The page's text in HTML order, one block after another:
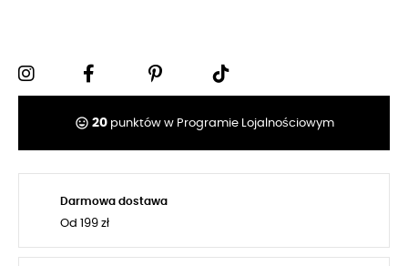
tag_faces 20punktów w Programie Lojalnościowym
Darmowa dostawa
Od 199 zł